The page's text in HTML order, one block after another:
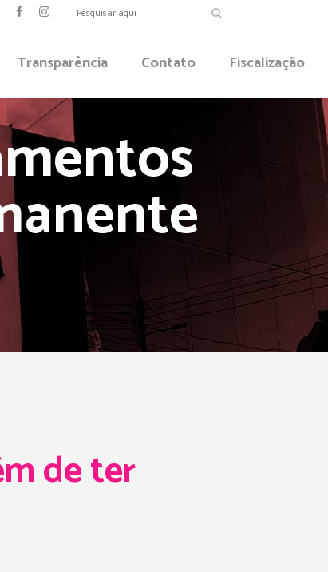
Transparência Contato Fiscalização
de ter